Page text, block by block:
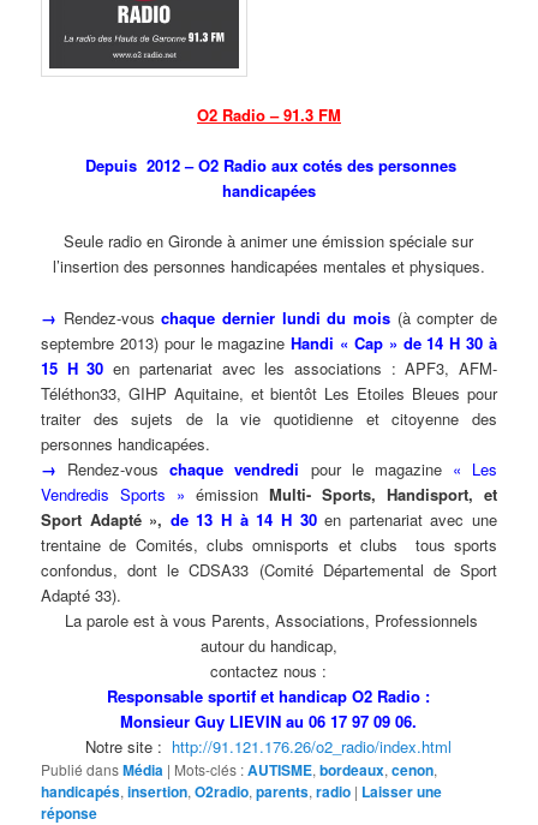
O2 Radio – 91.3 FM
Depuis 2012 – O2 Radio aux cotés des personnes
handicapées
Seule radio en Gironde à animer une émission spéciale sur
l’insertion des personnes handicapées mentales et physiques.
→ Rendez-vouschaque dernier lundi du mois (à compter de
septembre 2013) pour le magazineHandi « Cap » de 14 H 30 à
15 H 30 en partenariat avec les associations : APF3, AFM-
Téléthon33, GIHP Aquitaine, et bientôt Les Etoiles Bleues pour
traiter des sujets de la vie quotidienne et citoyenne des
personnes handicapées.
→ Rendez-vouschaque vendredi pour le magazine « Les
Vendredis Sports » émissionMulti- Sports, Handisport, et
Sport Adapté », de 13 H à 14 H 30en partenariat avec une
trentaine de Comités, clubs omnisports et clubs tous sports
confondus, dont le CDSA33 (Comité Départemental de Sport
Adapté 33).
La parole est à vous Parents, Associations, Professionnels
autour du handicap,
contactez nous :
Responsable sportif et handicap O2 Radio :
Monsieur Guy LIEVIN au 06 17 97 09 06.
Notre site : http://91.121.176.26/o2_radio/index.html
Publié dansMédia | Mots-clés :AUTISME,bordeaux,cenon,
handicapés,insertion,O2radio,parents,radio | Laisser une
réponse